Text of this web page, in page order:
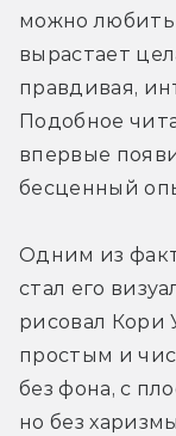
можно любить
вырастает
правдивая,
Подобное
впервые
бесценный
Одним из
стал его
рисовал Кори
простым и
без фона, с
но без